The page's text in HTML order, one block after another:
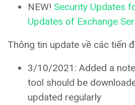
NEW! Security Updates
Updates of Exchange
Thông tin update về các tiến
3/10/2021: Added a
tool should be
updated regularly